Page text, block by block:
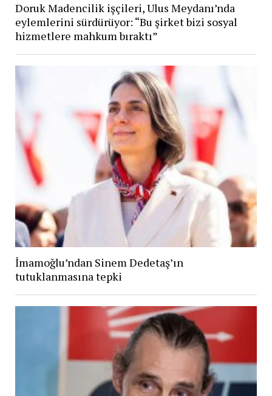
Doruk Madencilik işçileri, Ulus Meydanı’nda
eylemlerini sürdürüyor: “Bu şirket bizi sosyal
hizmetlere mahkum bıraktı”
İmamoğlu’ndan Sinem Dedetaş’ın
tutuklanmasına tepki